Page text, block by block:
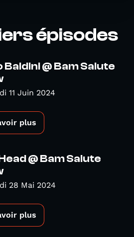
épisodes
Baldini @ Bam Salute
11 Juin 2024
plus
@ Bam Salute
28 Mai 2024
plus